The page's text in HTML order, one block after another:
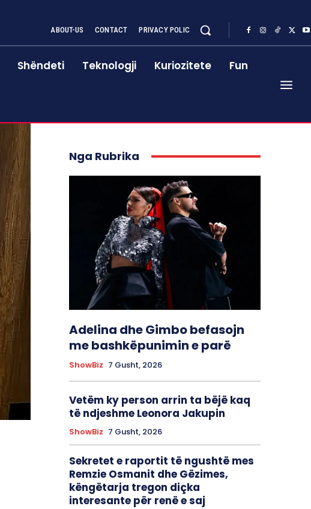
ABOUT-US CONTACT PRIVACY POLIC
Shëndeti Teknologji Kuriozitete Fun
Nga Rubrika
Adelina dhe Gimbo befasojn
me bashkëpunimin e parë
ShowBiz 7 Gusht, 2026
Vetëm ky person arrin ta bëjë kaq
të ndjeshme Leonora Jakupin
ShowBiz 7 Gusht, 2026
Sekretet e raportit të ngushtë mes
Remzie Osmanit dhe Gëzimes,
këngëtarja tregon diçka
interesante për renë e saj